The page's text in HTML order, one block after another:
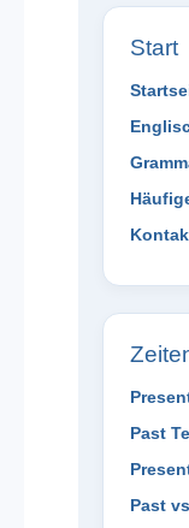
Start
Past
Past